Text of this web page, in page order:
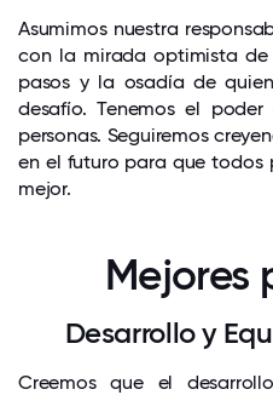
Asumimos nuestra
con la mirada optimista
pasos y la osadía de
desafío. Tenemos el
personas. Seguiremos
en el futuro para que todos
mejor.
Mejores
Desarrollo y
Creemos que el